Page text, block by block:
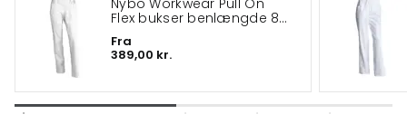
Nybo Workwear Pull On
Flex bukser benlængde 82
cm
Fra
389,00 kr.